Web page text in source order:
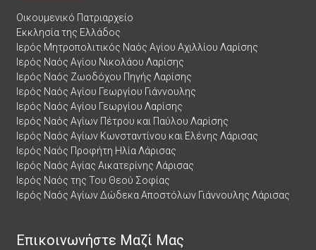
Οικουμενικό Πατριαρχείο
Εκκλησία της Ελλάδος
Ιερός Μητροπολιτικός Ναός Αγίου Αχιλλίου Λαρίσης
Ιερός Ναός Αγίου Νικολάου Λαρίσης
Ιερός Ναός Ζωοδόχου Πηγής Λαρίσης
Ιερός Ναός Αγίου Γεωργίου Γιάννουλης
Ιερός Ναός Αγίου Γεωργίου Λαρίσης
Ιερός Ναός Αγίων Πέτρου και Παύλου Λαρίσης
Ιερός Ναός Αγίων Κωνσταντίνου και Ελένης Λάρισας
Ιερός Ναός Προφήτη Ηλία Λάρισας
Ιερός Ναός Αγίας Αικατερίνης Λάρισας
Ιερός Ναός της Του Θεού Σοφίας
Ιερός Ναός Αγίων Δώδεκα Αποστόλων Γιάννουλης Λάρισας
Επικοινωνήστε Μαζί Μας